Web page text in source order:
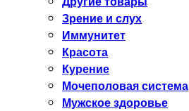
Зрение и слух
Иммунитет
Красота
Курение
Мочеполовая система
Мужское здоровье